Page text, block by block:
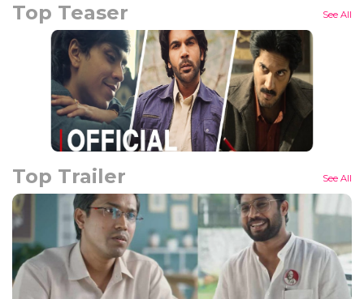
Top Teaser See All
Top Trailer See All